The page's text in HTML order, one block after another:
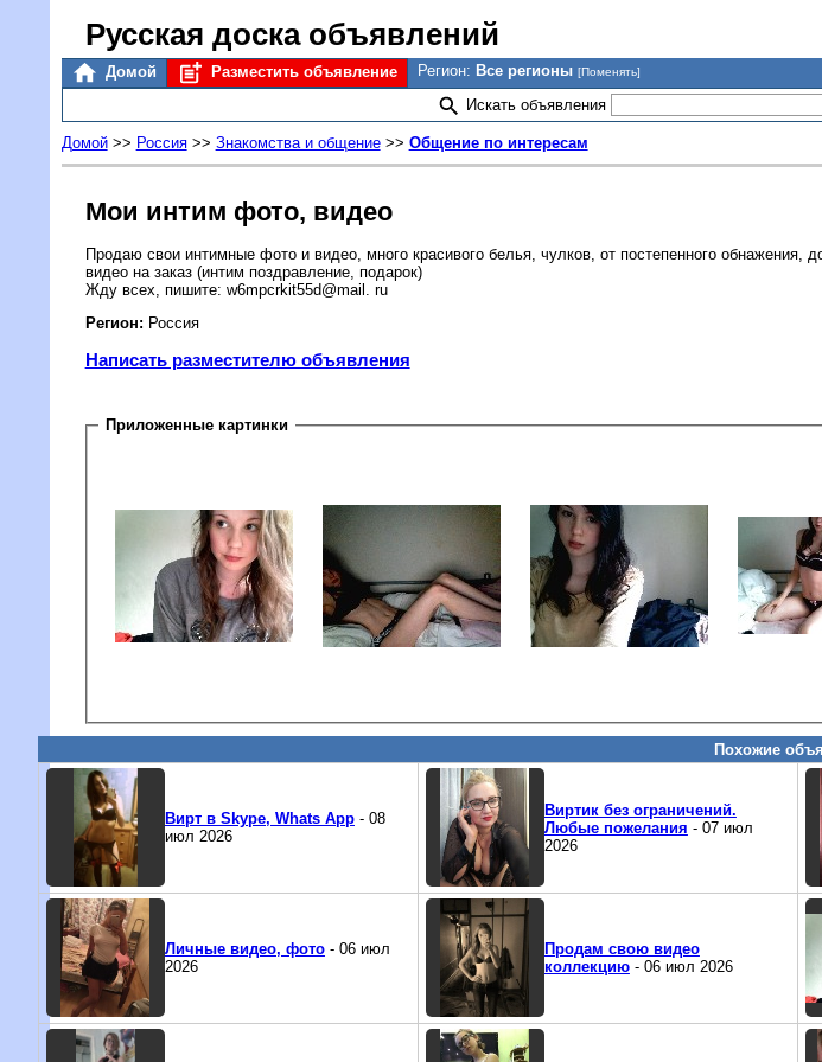
Русская доска объявлений
Домой Разместить объявление Регион: Все регионы [Поменять]
Искать объявления
Домой>> Россия>> Знакомства и общение>> Общение по интересам
Мои интим фото, видео
Продаю свои интимные фото и видео, много красивого белья, чулков, от постепенного обнажения,
видео на заказ (интим поздравление, подарок)
Жду всех, пишите: w6mpcrkit55d@mail. ru
Регион: Россия
Написать разместителю объявления
Приложенные картинки
Похожие
Вирт в Skype, Whats App- 08
июл 2026
Виртик без ограничений.
Любые пожелания - 07 июл
2026
Личные видео, фото- 06 июл
2026
Продам свою видео
коллекцию- 06 июл 2026